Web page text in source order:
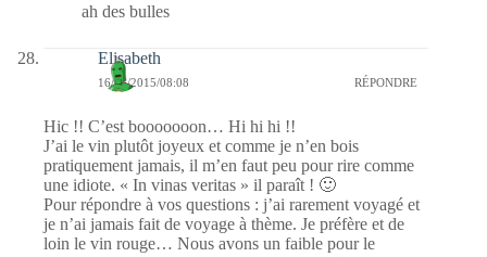
ah des bulles
Elisabeth
16/03/2015/08:08 RÉPONDRE
Hic !! C’est booooooon… Hi hi hi !!
J’ai le vin plutôt joyeux et comme je n’en bois
pratiquement jamais, il m’en faut peu pour rire comme
une idiote. « In vinas veritas » il paraît ! 🙂
Pour répondre à vos questions : j’ai rarement voyagé et
je n’ai jamais fait de voyage à thème. Je préfère et de
loin le vin rouge… Nous avons un faible pour le